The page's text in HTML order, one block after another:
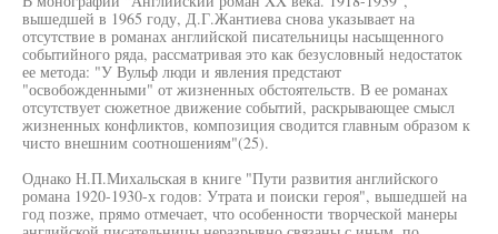
вышедшей в 1965 году, Д.Г.Жантиева снова указывает на
отсутствие в романах английской писательницы насыщенного
событийного ряда, рассматривая это как безусловный недостаток
ее метода: "У Вульф люди и явления предстают
"освобожденными" от жизненных обстоятельств. В ее романах
отсутствует сюжетное движение событий, раскрывающее смысл
жизненных конфликтов, композиция сводится главным образом к
чисто внешним соотношениям"(25).
Однако Н.П.Михальская в книге "Пути развития английского
романа 1920-1930-х годов: Утрата и поиски героя", вышедшей на
год позже, прямо отмечает, что особенности творческой манеры